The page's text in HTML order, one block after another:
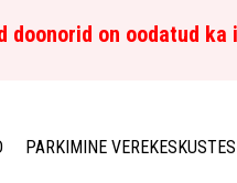
on oodatud
PARKIMINE VEREKESKUSTES